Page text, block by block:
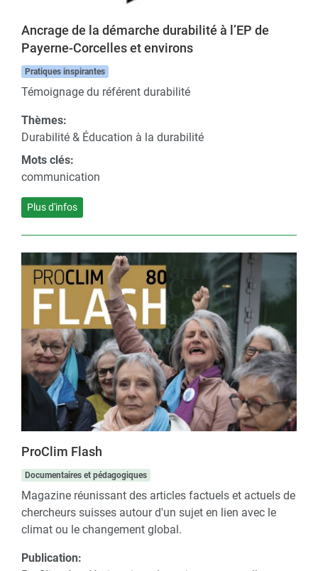
Ancrage de la démarche durabilité à l’EP de
Payerne-Corcelles et environs
Pratiques inspirantes
Témoignage du référent durabilité
Thèmes:
Durabilité & Éducation à la durabilité
Mots clés:
communication
Plus d'infos
ProClim Flash
Documentaires et pédagogiques
Magazine réunissant des articles factuels et actuels de
chercheurs suisses autour d'un sujet en lien avec le
climat ou le changement global.
Publication: